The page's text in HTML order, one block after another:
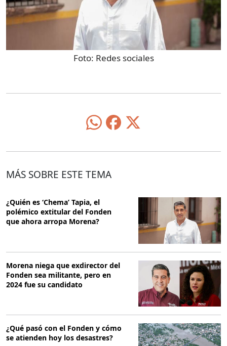
Foto: Redes sociales
MÁS SOBRE ESTE TEMA
¿Quién es ‘Chema’ Tapia, el
polémico extitular del Fonden
que ahora arropa Morena?
Morena niega que exdirector del
Fonden sea militante, pero en
2024 fue su candidato
¿Qué pasó con el Fonden y cómo
se atienden hoy los desastres?